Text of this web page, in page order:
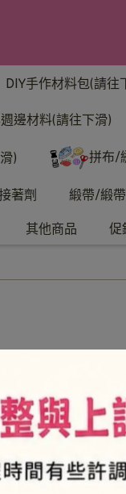
DIY手作材料包(請往
邊材料(請往下滑)
) 拼布/
著劑 緞帶/緞
其他商品 促